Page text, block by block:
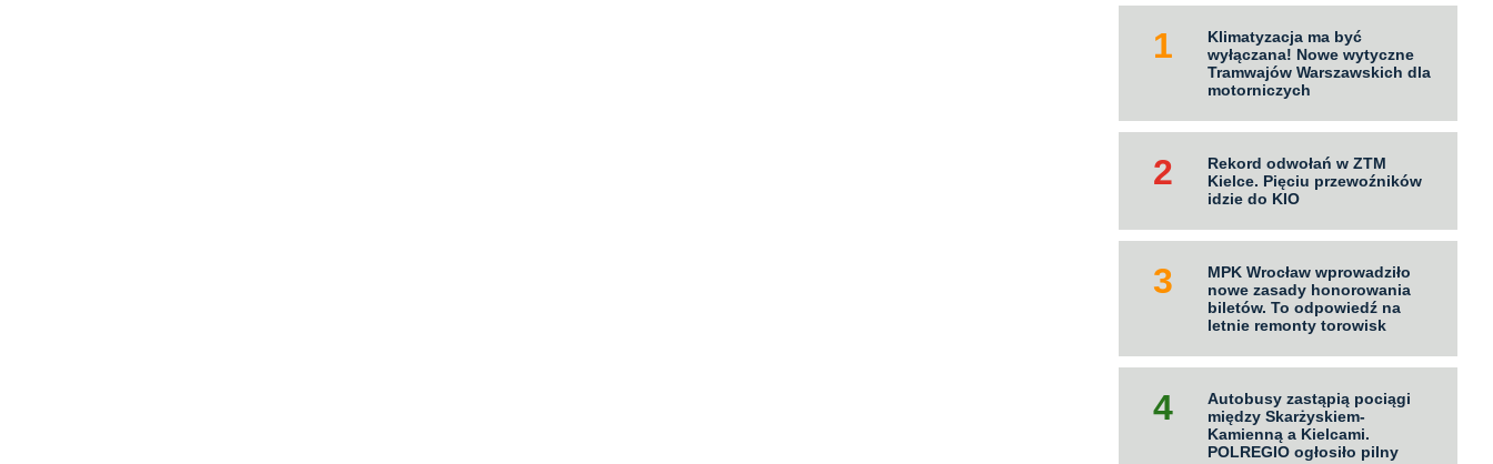
Klimatyzacja ma być
wyłączana! Nowe wytyczne
Tramwajów Warszawskich dla
motorniczych
Rekord odwołań w ZTM
Kielce. Pięciu przewoźników
idzie do KIO
MPK Wrocław wprowadziło
nowe zasady honorowania
biletów. To odpowiedź na
letnie remonty torowisk
Autobusy zastąpią pociągi
między Skarżyskiem-
Kamienną a Kielcami.
POLREGIO ogłosiło pilny